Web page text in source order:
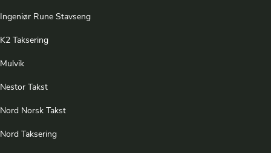
Ingeniør Rune Stavseng
K2 Taksering
Mulvik
Nestor Takst
Nord Norsk Takst
Nord Taksering